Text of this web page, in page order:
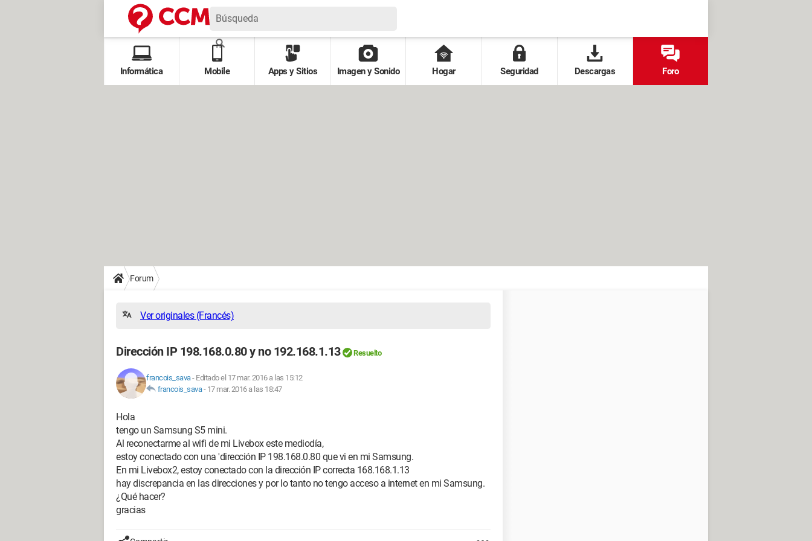
Informática Mobile Apps y Sitios Imagen y Sonido Hogar Seguridad Descargas Foro
Forum
Ver originales (Francés)
Dirección IP 198.168.0.80 y no 192.168.1.13 Resuelto
francois_sava- Editado el 17 mar. 2016 a las 15:12
francois_sava- 17 mar. 2016 a las 18:47
Hola
tengo un Samsung S5 mini.
Al reconectarme al wifi de mi Livebox este mediodía,
estoy conectado con una 'dirección IP 198.168.0.80 que vi en mi Samsung.
En mi Livebox2, estoy conectado con la dirección IP correcta 168.168.1.13
hay discrepancia en las direcciones y por lo tanto no tengo acceso a internet en mi Samsung.
¿Qué hacer?
gracias